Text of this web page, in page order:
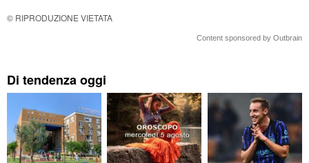
© RIPRODUZIONE VIETATA
Content sponsored by Outbrain
Di tendenza oggi